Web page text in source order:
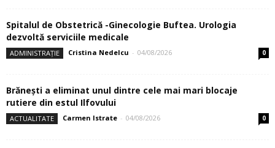
Spitalul de Obstetrică -Ginecologie Buftea. Urologia
dezvoltă serviciile medicale
ADMINISTRAȚIE Cristina Nedelcu - 04/08/2026 0
Brănești a eliminat unul dintre cele mai mari blocaje
rutiere din estul Ilfovului
ACTUALITATE Carmen Istrate - 04/08/2026 0